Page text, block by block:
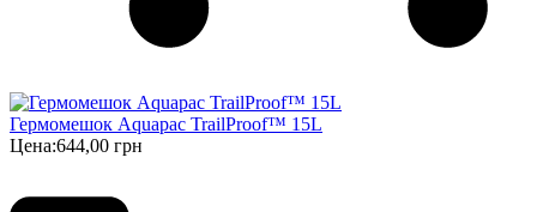
Гермомешок Aquapac TrailProof™ 15L
Цена:644,00 грн